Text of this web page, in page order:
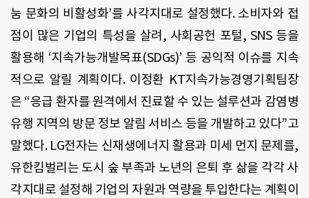
눔 문화의 비활성화’를 사각지대로 설정했다. 소비자와 접
점이 많은 기업의 특성을 살려, 사회공헌 포털, SNS 등을
활용해 ‘지속가능개발목표(SDGs)’ 등 공익적 이슈를 지속
적으로 알릴 계획이다. 이정환 KT지속가능경영기획팀장
은 “응급 환자를 원격에서 진료할 수 있는 설루션과 감염병
유행 지역의 방문 정보 알림 서비스 등을 개발하고 있다”고
말했다. LG전자는 신재생에너지 활용과 미세 먼지 문제를,
유한킴벌리는 도시 숲 부족과 노년의 은퇴 후 삶을 각각 사
각지대로 설정해 기업의 자원과 역량을 투입한다는 계획이